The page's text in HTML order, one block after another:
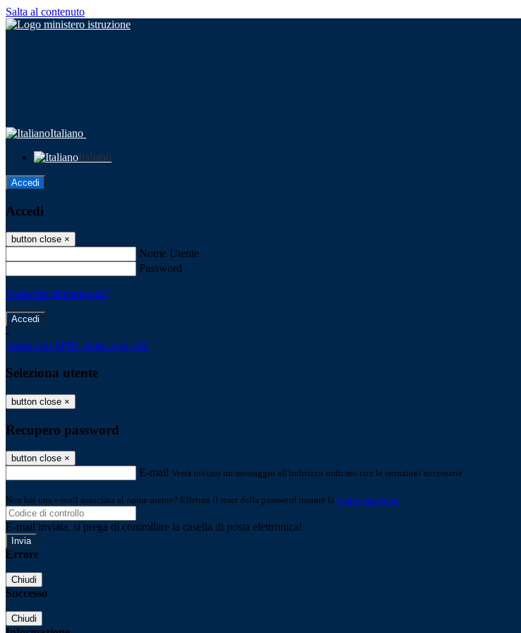
Salta al contenuto
Italiano
Italiano
Accedi
Accedi
button close ×
Nome Utente
Password
Password dimenticata?
-
Entra con SPID Entra con CIE
Seleziona utente
button close ×
Recupero password
button close ×
E-mail Verrà inviato un messaggio all'indirizzo indicato con le istruzioni necessarie.
Non hai una e-mail associata al nome utente? Effettua il reset della password tramite la Login Spaggiari
E-mail inviata, si prega di controllare la casella di posta elettronica!
Errore
Chiudi
Successo
Chiudi